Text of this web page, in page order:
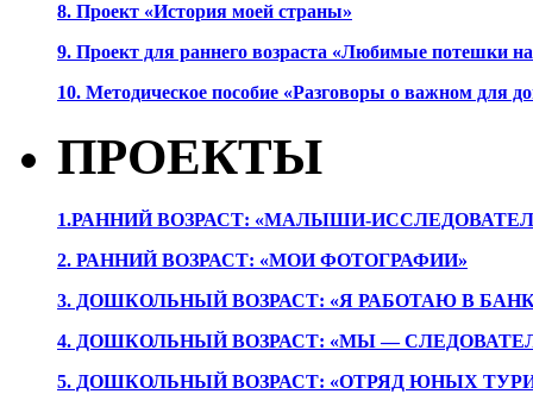
8. Проект «История моей страны»
9. Проект для раннего возраста «Любимые потешки
10. Методическое пособие «Разговоры о важном для
ПРОЕКТЫ
1.РАННИЙ ВОЗРАСТ: «МАЛЫШИ-
2. РАННИЙ ВОЗРАСТ: «МОИ ФОТОГРАФИИ»
3. ДОШКОЛЬНЫЙ ВОЗРАСТ: «Я РАБОТАЮ В
4. ДОШКОЛЬНЫЙ ВОЗРАСТ: «МЫ —
5. ДОШКОЛЬНЫЙ ВОЗРАСТ: «ОТРЯД ЮНЫХ